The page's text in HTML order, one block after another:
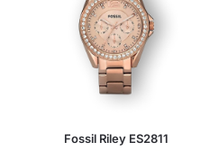
Fossil Riley ES2811